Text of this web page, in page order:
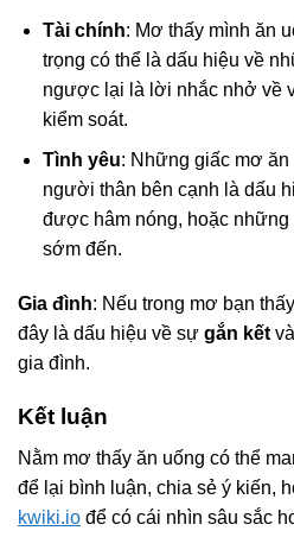
Tài chính: Mơ thấy mình ăn
trọng có thể là dấu hiệu về
ngược lại là lời nhắc nhở về
kiểm soát.
Tình yêu: Những giấc mơ
người thân bên cạnh là dấu
được hâm nóng, hoặc những
sớm đến.
Gia đình: Nếu trong mơ bạn
đây là dấu hiệu về sự gắn kết
gia đình.
Kết luận
Nằm mơ thấy ăn uống có thể
để lại bình luận, chia sẻ ý kiến,
kwiki.io để có cái nhìn sâu sắc